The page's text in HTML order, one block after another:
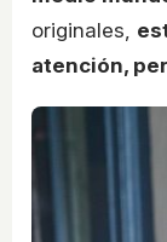
originales,
atención,